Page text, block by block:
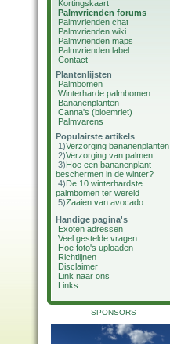
Kortingskaart
Palmvrienden forums
Palmvrienden chat
Palmvrienden wiki
Palmvrienden maps
Palmvrienden label
Contact
Plantenlijsten
Palmbomen
Winterharde palmbomen
Bananenplanten
Canna's (bloemriet)
Palmvarens
Populairste artikels
1)Verzorging bananenplanten
2)Verzorging van palmen
3)Hoe een bananenplant
beschermen in de winter?
4)De 10 winterhardste
palmbomen ter wereld
5)Zaaien van avocado
Handige pagina's
Exoten adressen
Veel gestelde vragen
Hoe foto's uploaden
Richtlijnen
Disclaimer
Link naar ons
Links
SPONSORS